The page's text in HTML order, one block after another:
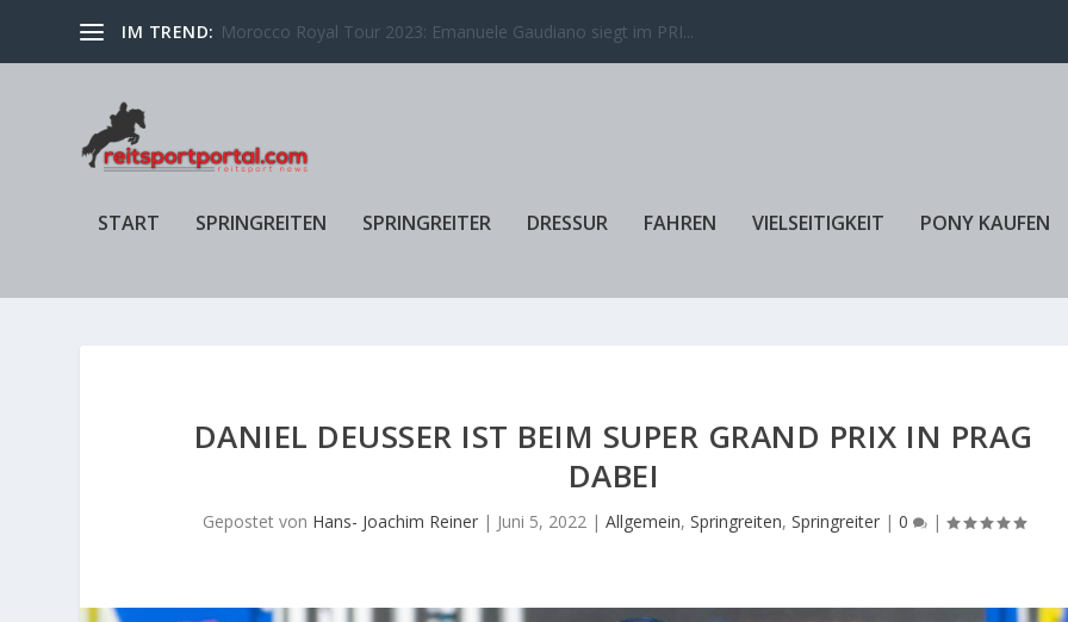
IM TREND: Christian Ahlmann und Dominator 2000 Z gewinnen den Lon...
START SPRINGREITEN SPRINGREITER DRESSUR FAHREN VIELSEITIGKEIT PONY KAUFEN
DANIEL DEUSSER IST BEIM SUPER GRAND PRIX IN PRAG
DABEI
Gepostet von Hans- Joachim Reiner| Juni 5, 2022| Allgemein, Springreiten, Springreiter| 0 |